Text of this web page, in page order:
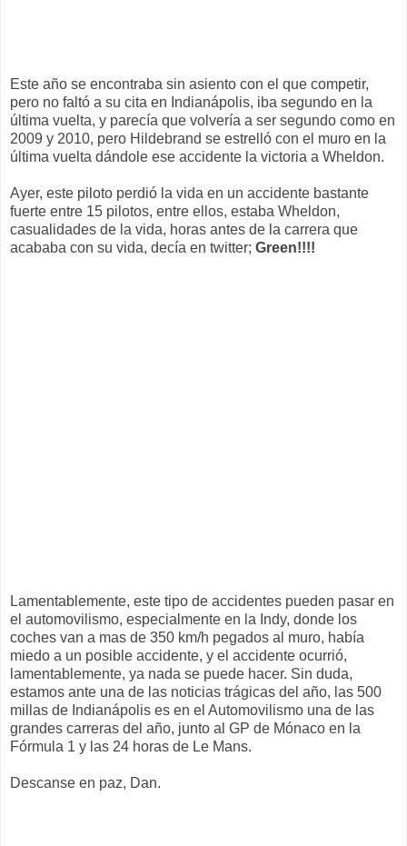
Este año se encontraba sin asiento con el que competir,
pero no faltó a su cita en Indianápolis, iba segundo en la
última vuelta, y parecía que volvería a ser segundo como en
2009 y 2010, pero Hildebrand se estrelló con el muro en la
última vuelta dándole ese accidente la victoria a Wheldon.
Ayer, este piloto perdió la vida en un accidente bastante
fuerte entre 15 pilotos, entre ellos, estaba Wheldon,
casualidades de la vida, horas antes de la carrera que
acababa con su vida, decía en twitter; Green!!!!
Lamentablemente, este tipo de accidentes pueden pasar en
el automovilismo, especialmente en la Indy, donde los
coches van a mas de 350 km/h pegados al muro, había
miedo a un posible accidente, y el accidente ocurrió,
lamentablemente, ya nada se puede hacer. Sin duda,
estamos ante una de las noticias trágicas del año, las 500
millas de Indianápolis es en el Automovilismo una de las
grandes carreras del año, junto al GP de Mónaco en la
Fórmula 1 y las 24 horas de Le Mans.
Descanse en paz, Dan.